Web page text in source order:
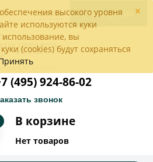
×
высокого уровня
используются куки
вы
(cookies) будут сохраняться
Войти Регистрация
Пт с 9:00 до 18:00
(495) 924-86-02
звонок
В корзине
Нет товаров